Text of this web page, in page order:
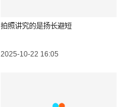
拍照讲究的是扬长避短
2025-10-22 16:05